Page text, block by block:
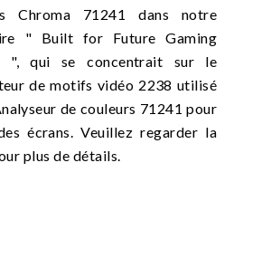
Chroma 71241 dans notre
" Built for Future Gaming
", qui se concentrait sur le
de motifs vidéo 2238 utilisé
de couleurs 71241 pour
écrans. Veuillez regarder la
plus de détails.